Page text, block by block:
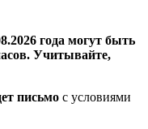
года могут быть
Учитывайте,
письмо с условиями